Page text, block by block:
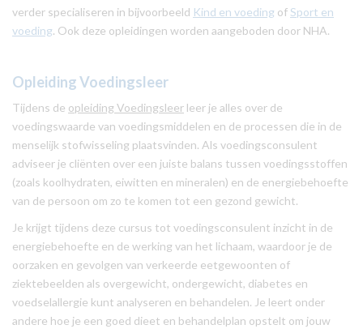
verder specialiseren in bijvoorbeeld Kind en voeding of Sport en
voeding. Ook deze opleidingen worden aangeboden door NHA.
Opleiding Voedingsleer
Tijdens de opleiding Voedingsleer leer je alles over de
voedingswaarde van voedingsmiddelen en de processen die in de
menselijk stofwisseling plaatsvinden. Als voedingsconsulent
adviseer je cliënten over een juiste balans tussen voedingsstoffen
(zoals koolhydraten, eiwitten en mineralen) en de energiebehoefte
van de persoon om zo te komen tot een gezond gewicht.
Je krijgt tijdens deze cursus tot voedingsconsulent inzicht in de
energiebehoefte en de werking van het lichaam, waardoor je de
oorzaken en gevolgen van verkeerde eetgewoonten of
ziektebeelden als overgewicht, ondergewicht, diabetes en
voedselallergie kunt analyseren en behandelen. Je leert onder
andere hoe je een goed dieet en behandelplan opstelt om jouw